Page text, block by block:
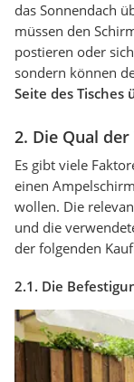
das Sonnendach
müssen den
postieren oder
sondern können
Seite des Tisches
2. Die Qual
Es gibt viele
einen
wollen. Die
und die
der folgenden
2.1. Die